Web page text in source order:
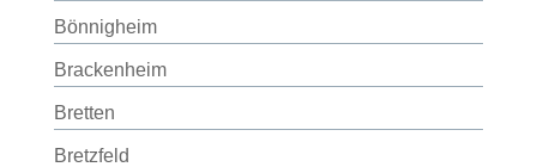
Bönnigheim
Brackenheim
Bretten
Bretzfeld